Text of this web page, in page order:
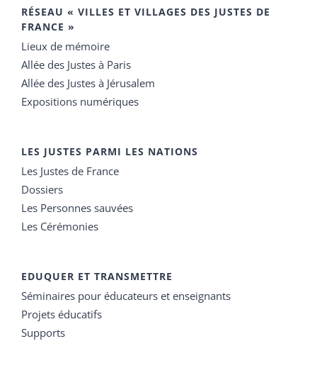
RÉSEAU « VILLES ET VILLAGES DES JUSTES DE
FRANCE »
Lieux de mémoire
Allée des Justes à Paris
Allée des Justes à Jérusalem
Expositions numériques
LES JUSTES PARMI LES NATIONS
Les Justes de France
Dossiers
Les Personnes sauvées
Les Cérémonies
EDUQUER ET TRANSMETTRE
Séminaires pour éducateurs et enseignants
Projets éducatifs
Supports